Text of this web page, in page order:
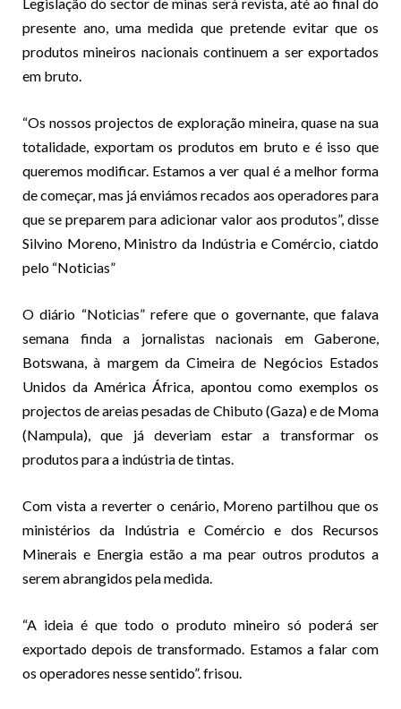
presente ano, uma medida que pretende evitar que os
produtos mineiros nacionais continuem a ser exportados
em bruto.
“Os nossos projectos de exploração mineira, quase na sua
totalidade, exportam os produtos em bruto e é isso que
queremos modificar. Estamos a ver qual é a melhor forma
de começar, mas já enviámos recados aos operadores para
que se preparem para adicionar valor aos produtos”, disse
Silvino Moreno, Ministro da Indústria e Comércio, ciatdo
pelo “Noticias”
O diário “Noticias” refere que o governante, que falava
semana finda a jornalistas nacionais em Gaberone,
Botswana, à margem da Cimeira de Negócios Estados
Unidos da América África, apontou como exemplos os
projectos de areias pesadas de Chibuto (Gaza) e de Moma
(Nampula), que já deveriam estar a transformar os
produtos para a indústria de tintas.
Com vista a reverter o cenário, Moreno partilhou que os
ministérios da Indústria e Comércio e dos Recursos
Minerais e Energia estão a ma pear outros produtos a
serem abrangidos pela medida.
“A ideia é que todo o produto mineiro só poderá ser
exportado depois de transformado. Estamos a falar com
os operadores nesse sentido”. frisou.